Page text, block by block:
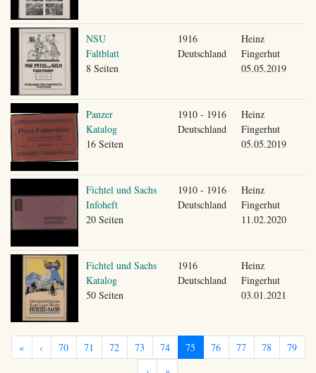
NSU
Faltblatt
8 Seiten
1916
Deutschland
Heinz
Fingerhut
05.05.2019
Panzer
Katalog
16 Seiten
1910 - 1916
Deutschland
Heinz
Fingerhut
05.05.2019
Fichtel und Sachs
Infoheft
20 Seiten
1910 - 1916
Deutschland
Heinz
Fingerhut
11.02.2020
Fichtel und Sachs
Katalog
50 Seiten
1916
Deutschland
Heinz
Fingerhut
03.01.2021
« ‹ 70 71 72 73 74 75 76 77 78
79
›
»